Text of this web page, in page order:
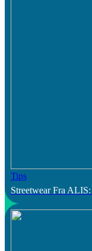
Tips
Streetwear Fra